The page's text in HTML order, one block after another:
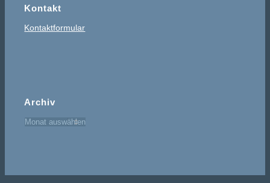
Kontakt
Kontaktformular
Archiv